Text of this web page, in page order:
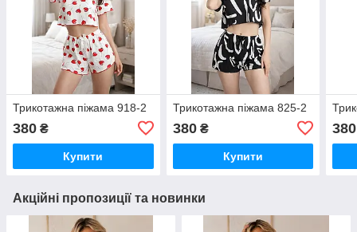
Трикотажна піжама 918-2
380 ₴
Купити
Трикотажна піжама 825-2
380₴
Купити
380
Акційні пропозиції та новинки